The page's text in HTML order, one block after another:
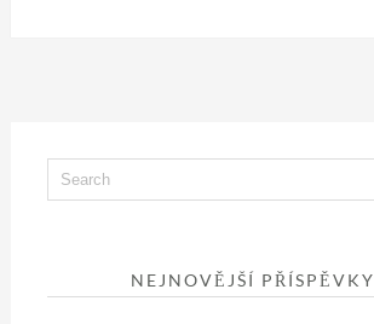
NEJNOVĚJŠÍ PŘÍSPĚVKY